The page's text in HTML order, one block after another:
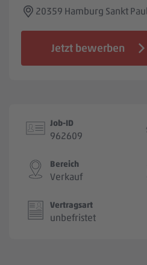
20359 Hamburg Sankt
Jetzt bewerben
Job-ID
962609
Bereich
Verkauf
Vertragsart
unbefristet